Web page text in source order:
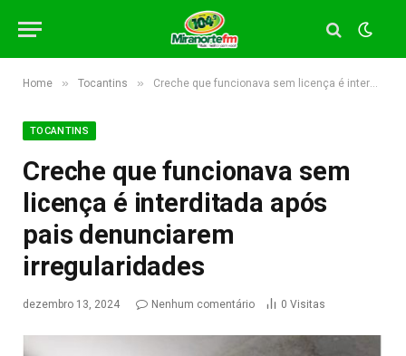
Home » Tocantins » Creche que funcionava sem licença é interditada após pais denunciarem irregularidades
TOCANTINS
Creche que funcionava sem
licença é interditada após
pais denunciarem
irregularidades
dezembro 13, 2024 Nenhum comentário 0 Visitas